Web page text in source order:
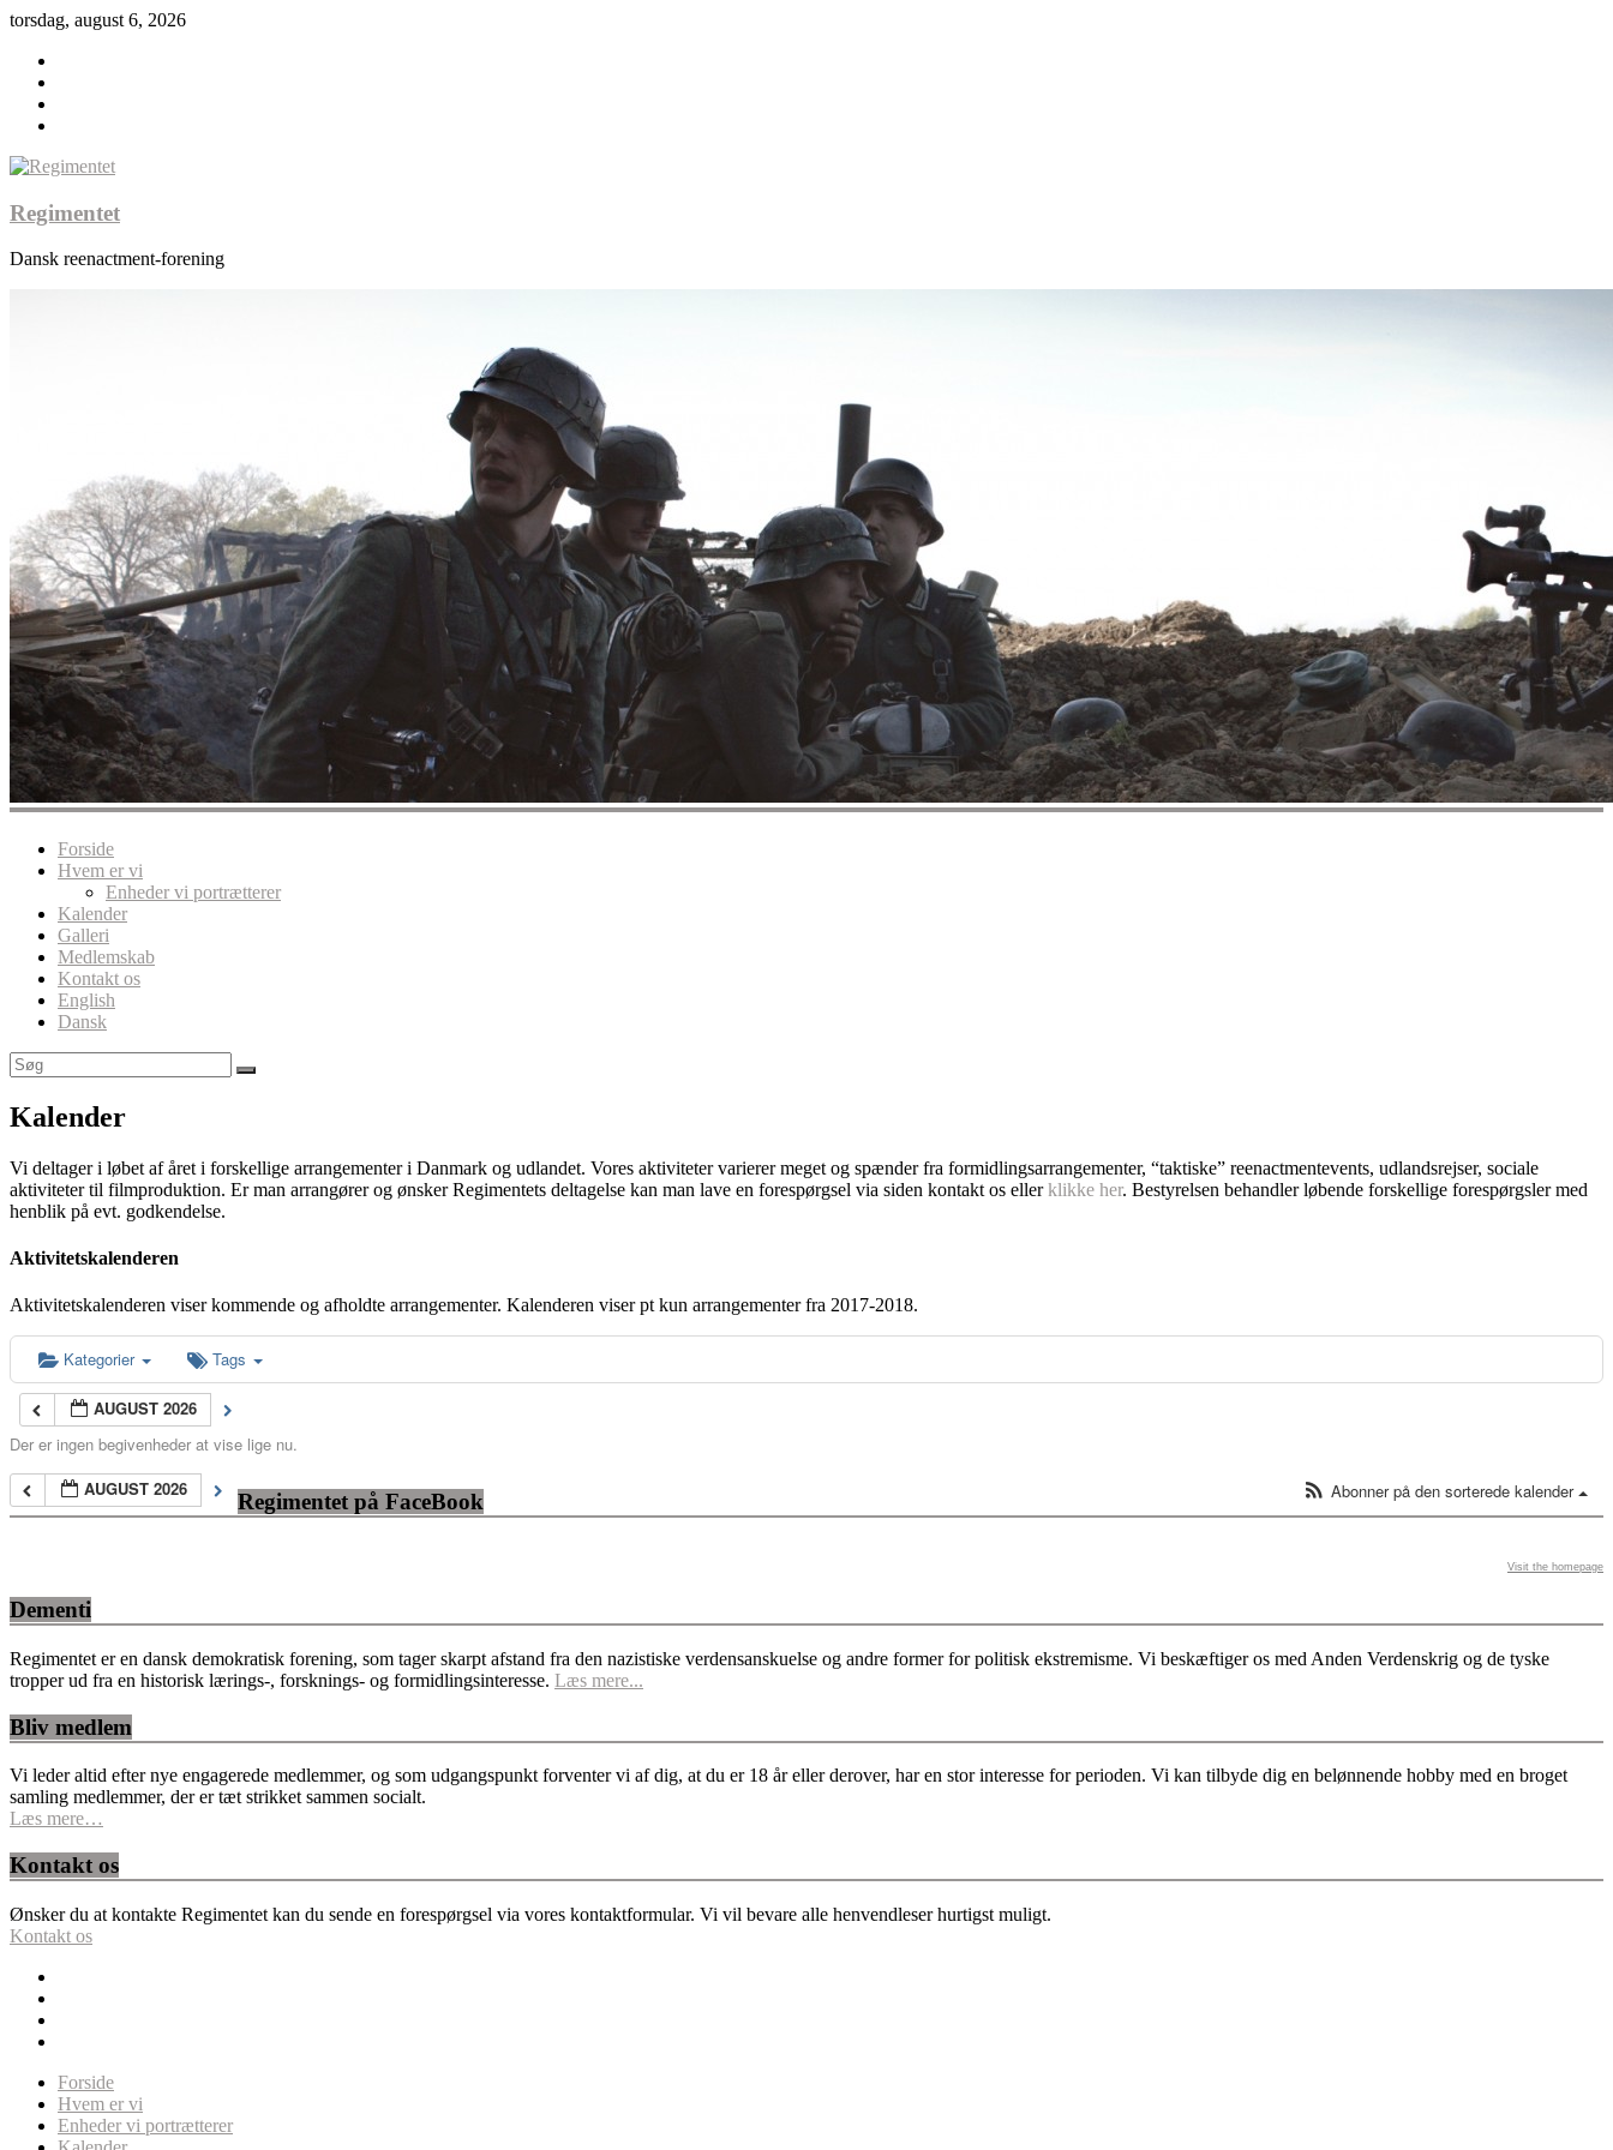
torsdag, august 6, 2026
Regimentet
Dansk reenactment-forening
Forside
Hvem er vi
Enheder vi portrætterer
Kalender
Galleri
Medlemskab
Kontakt os
English
Dansk
Kalender
Vi deltager i løbet af året i forskellige arrangementer i Danmark og udlandet. Vores aktiviteter varierer meget og spænder fra formidlingsarrangementer, “taktiske” reenactmentevents, udlandsrejser, sociale
aktiviteter til filmproduktion. Er man arrangører og ønsker Regimentets deltagelse kan man lave en forespørgsel via siden kontakt os ellerklikke her. Bestyrelsen behandler løbende forskellige forespørgsler med
henblik på evt. godkendelse.
Aktivitetskalenderen
Aktivitetskalenderen viser kommende og afholdte arrangementer. Kalenderen viser pt kun arrangementer fra 2017-2018.
Kategorier Tags
AUGUST 2026
Der er ingen begivenheder at vise lige nu.
AUGUST 2026
Abonner på den sorterede kalender
Regimentet på FaceBook
Visit the homepage
Dementi
Regimentet er en dansk demokratisk forening, som tager skarpt afstand fra den nazistiske verdensanskuelse og andre former for politisk ekstremisme. Vi beskæftiger os med Anden Verdenskrig og de tyske
tropper ud fra en historisk lærings-, forsknings- og formidlingsinteresse. Læs mere...
Bliv medlem
Vi leder altid efter nye engagerede medlemmer, og som udgangspunkt forventer vi af dig, at du er 18 år eller derover, har en stor interesse for perioden. Vi kan tilbyde dig en belønnende hobby med en broget
samling medlemmer, der er tæt strikket sammen socialt.
Læs mere…
Kontakt os
Ønsker du at kontakte Regimentet kan du sende en forespørgsel via vores kontaktformular. Vi vil bevare alle henvendleser hurtigst muligt.
Kontakt os
Forside
Hvem er vi
Enheder vi portrætterer